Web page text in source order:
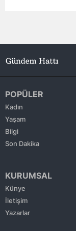
POPÜLER
Kadın
Yaşam
Bilgi
Son Dakika
KURUMSAL
Künye
İletişim
Yazarlar